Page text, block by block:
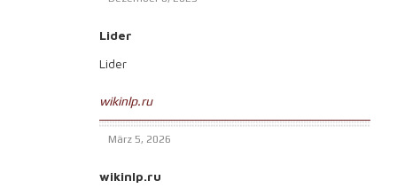
Lider
Lider
wikinlp.ru
März 5, 2026
wikinlp.ru